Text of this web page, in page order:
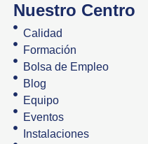
Nuestro Centro
Calidad
Formación
Bolsa de Empleo
Blog
Equipo
Eventos
Instalaciones